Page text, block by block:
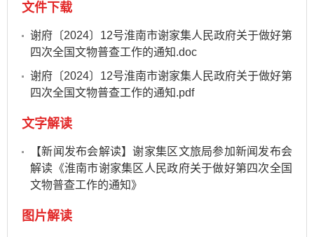
文件下载
谢府〔2024〕12号淮南市谢家集人民政府关于做好第
四次全国文物普查工作的通知.doc
谢府〔2024〕12号淮南市谢家集人民政府关于做好第
四次全国文物普查工作的通知.pdf
文字解读
【新闻发布会解读】谢家集区文旅局参加新闻发布会
解读《淮南市谢家集区人民政府关于做好第四次全国
文物普查工作的通知》
图片解读